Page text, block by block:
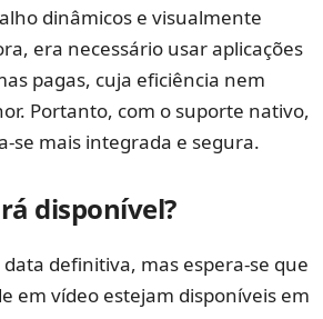
dinâmicos e visualmente
era necessário usar aplicações
pagas, cuja eficiência nem
Portanto, com o suporte nativo,
se mais integrada e segura.
disponível?
definitiva, mas espera-se que
em vídeo estejam disponíveis em